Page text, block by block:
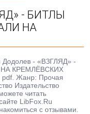
- БИТЛЫ
НА
Додолев - «ВЗГЛЯД» -
КРЕМЛЁВСКИХ
Жанр: Прочая
Издательство
читать
LibFox.Ru
с отзывами.